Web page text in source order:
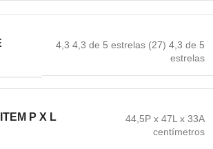
4,3 4,3 de 5 estrelas (27) 4,3 de 5
estrelas
P X L
44,5P x 47L x 33A
centímetros